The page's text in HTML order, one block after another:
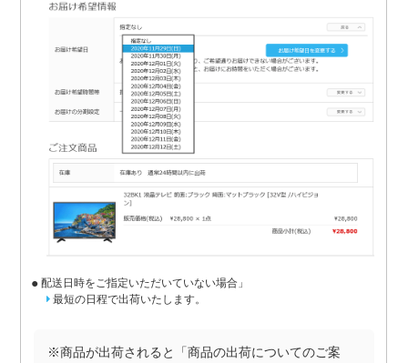
配送日時をご指定いただいていない場合」
最短の日程で出荷いたします。
※商品が出荷されると「商品の出荷についてのご案